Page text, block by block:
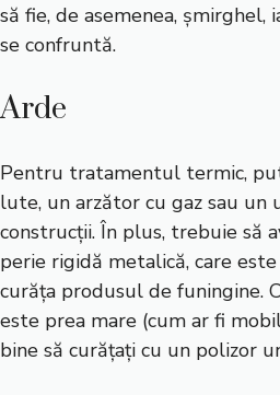
să fie, de asemenea, șmirghel,
se confruntă.
Arde
Pentru tratamentul termic,
lute, un arzător cu gaz sau
construcții. În plus, trebuie să
perie rigidă metalică, care
curăța produsul de funingine.
este prea mare (cum ar fi
bine să curățați cu un polizor